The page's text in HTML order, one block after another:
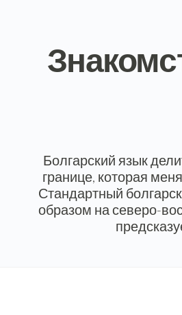
Болгарский язык
границе, которая
Стандартный
образом на северо-